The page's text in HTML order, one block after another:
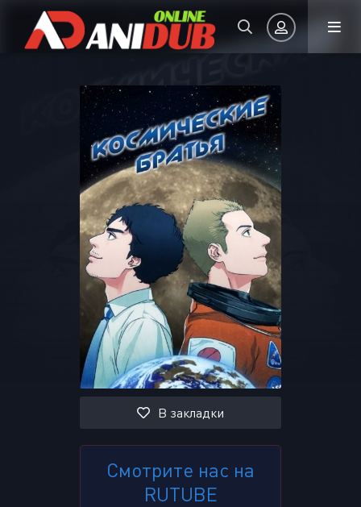
Авторизация
Запомнить
ВОЙТИ НА САЙТ
Восстановить пароль
Или войти через
В закладки
Смотрите нас на
RUTUBE